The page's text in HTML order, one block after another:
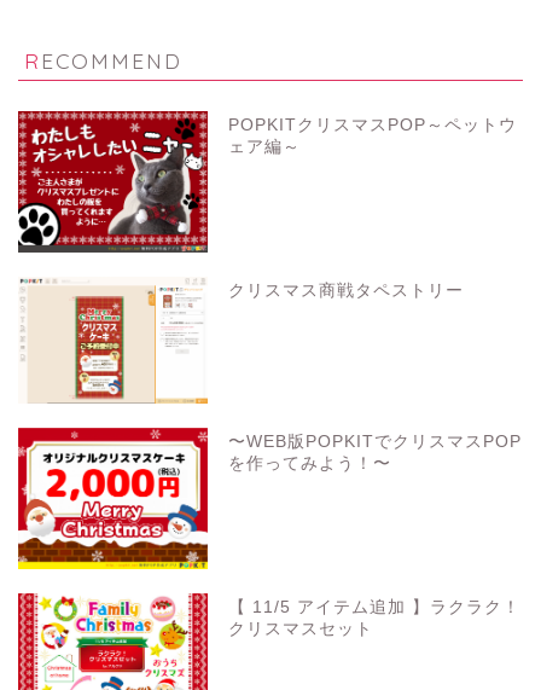
RECOMMEND
POPKITクリスマスPOP～ペットウ
ェア編～
クリスマス商戦タペストリー
〜WEB版POPKITでクリスマスPOP
を作ってみよう！〜
【 11/5 アイテム追加 】ラクラク！
クリスマスセット